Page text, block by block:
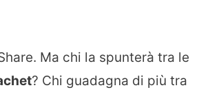
Ma chi la spunterà tra le
? Chi guadagna di più tra